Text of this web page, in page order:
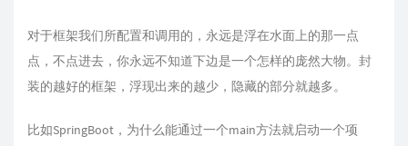
对于框架我们所配置和调用的，永远是浮在水面上的那一点
点，不点进去，你永远不知道下边是一个怎样的庞然大物。封
装的越好的框架，浮现出来的越少，隐藏的部分就越多。
比如SpringBoot，为什么能通过一个main方法就启动一个项